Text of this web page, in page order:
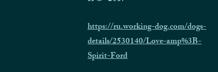
https://ru.working-dog.com/dogs-
details/2530140/Love-amp%3B-
Spirit-Ford